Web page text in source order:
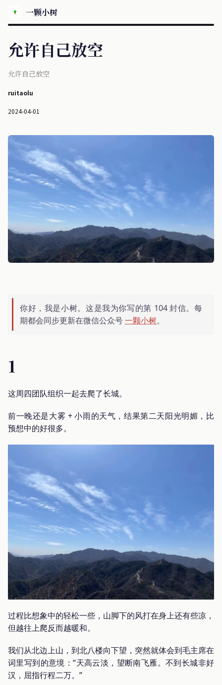
一颗小树
允许自己放空
允许自己放空
ruitaolu
2024-04-01
你好，我是小树。这是我为你写的第 104 封信。每
期都会同步更新在微信公众号一颗小树。
1
这周四团队组织一起去爬了长城。
前一晚还是大雾 + 小雨的天气，结果第二天阳光明媚，比
预想中的好很多。
过程比想象中的轻松一些，山脚下的风打在身上还有些凉，
但越往上爬反而越暖和。
我们从北边上山，到北八楼向下望，突然就体会到毛主席在
词里写到的意境：“天高云淡，望断南飞雁。不到长城非好
汉，屈指行程二万。”